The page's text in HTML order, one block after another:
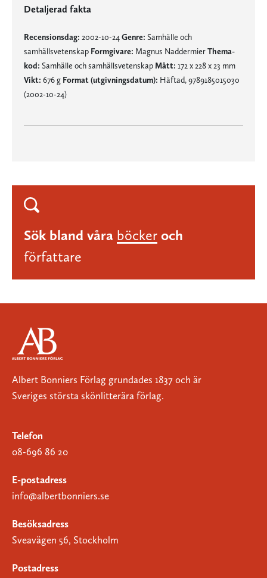
Detaljerad fakta
Recensionsdag: 2002-10-24 Genre: Samhälle och
samhällsvetenskap Formgivare: Magnus NaddermierThema-
kod: Samhälle och samhällsvetenskap Mått: 172 x 228 x 23 mm
Vikt: 676 g Format (utgivningsdatum): Häftad, 9789185015030
(2002-10-24)
Sök bland våra böcker och
författare
Albert Bonniers Förlag grundades 1837 och är
Sveriges största skönlitterära förlag.
Telefon
08-696 86 20
E-postadress
info@albertbonniers.se
Besöksadress
Sveavägen 56, Stockholm
Postadress